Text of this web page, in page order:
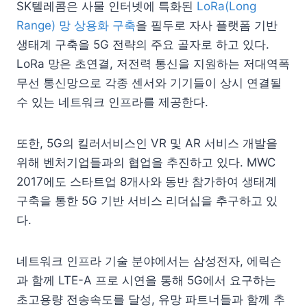
SK텔레콤은 사물 인터넷에 특화된 LoRa(Long
Range) 망 상용화 구축을 필두로 자사 플랫폼 기반
생태계 구축을 5G 전략의 주요 골자로 하고 있다.
LoRa 망은 초연결, 저전력 통신을 지원하는 저대역폭
무선 통신망으로 각종 센서와 기기들이 상시 연결될
수 있는 네트워크 인프라를 제공한다.
또한, 5G의 킬러서비스인 VR 및 AR 서비스 개발을
위해 벤처기업들과의 협업을 추진하고 있다. MWC
2017에도 스타트업 8개사와 동반 참가하여 생태계
구축을 통한 5G 기반 서비스 리더십을 추구하고 있
다.
네트워크 인프라 기술 분야에서는 삼성전자, 에릭슨
과 함께 LTE-A 프로 시연을 통해 5G에서 요구하는
초고용량 전송속도를 달성, 유망 파트너들과 함께 추